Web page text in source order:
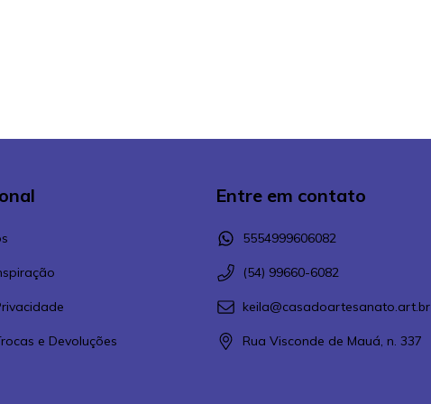
e Devoluções
Entre em contato
5554999606082
(54) 99660-6082
keila@casadoartesanato.art.br
Rua Visconde de Mauá, n. 337